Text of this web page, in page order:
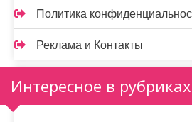
Политика
Реклама и Контакты
Интересное в рубриках